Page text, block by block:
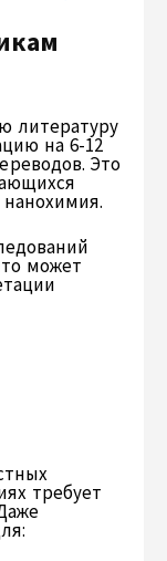
литературу
на 6-12
Это
нанохимия.
может
требует